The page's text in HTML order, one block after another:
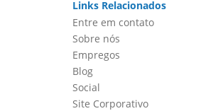
Links Relacionados
Entre em contato
Sobre nós
Empregos
Blog
Social
Site Corporativo